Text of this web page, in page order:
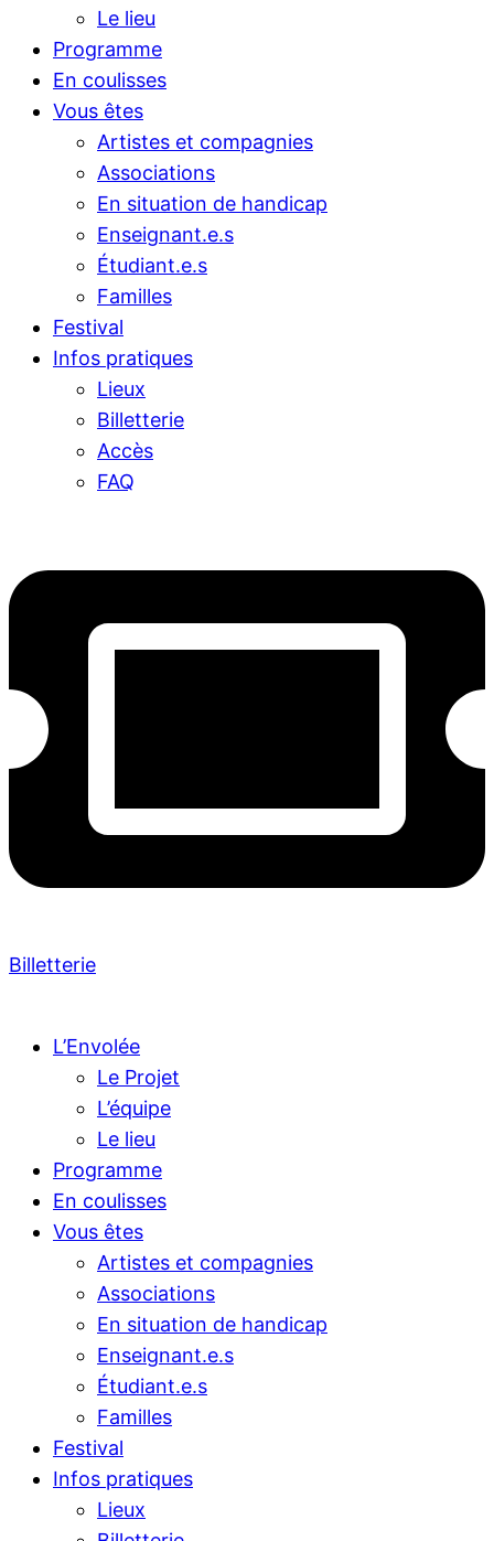
Le lieu
Programme
En coulisses
Vous êtes
Artistes et compagnies
Associations
En situation de handicap
Enseignant.e.s
Étudiant.e.s
Familles
Festival
Infos pratiques
Lieux
Billetterie
Accès
FAQ
Billetterie
L’Envolée
Le Projet
L’équipe
Le lieu
Programme
En coulisses
Vous êtes
Artistes et compagnies
Associations
En situation de handicap
Enseignant.e.s
Étudiant.e.s
Familles
Festival
Infos pratiques
Lieux